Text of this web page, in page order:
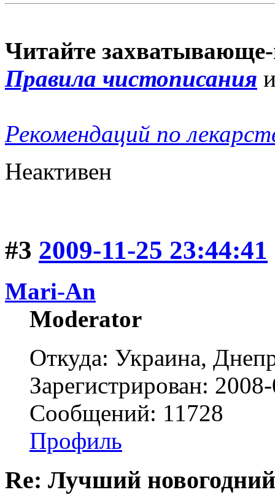
Читайте
Правила чистописания
Рекомендаций по
Неактивен
#3 2009-11-25 23:44:41
Mari-An
Moderator
Откуда: Украина,
Зарегистрирован:
Сообщений: 11728
Профиль
Re: Лучший